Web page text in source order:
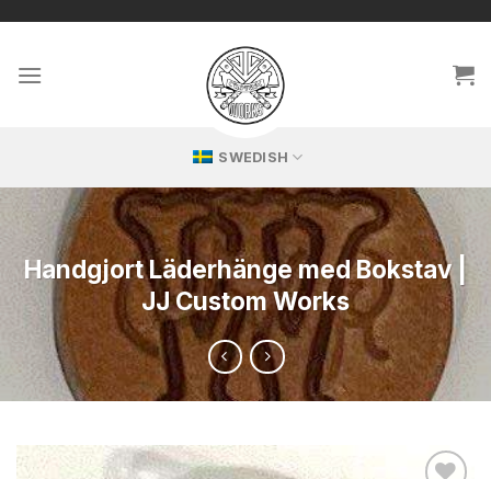
innehållet
SWEDISH
Handgjort Läderhänge med Bokstav |
JJ Custom Works